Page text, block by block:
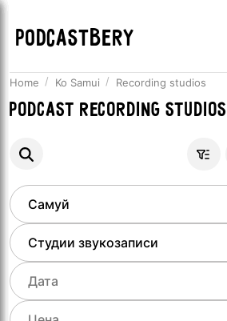
PODCASTBERY
Home Ko Samui Recording studios
Podcast recording studios